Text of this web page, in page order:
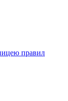
правил